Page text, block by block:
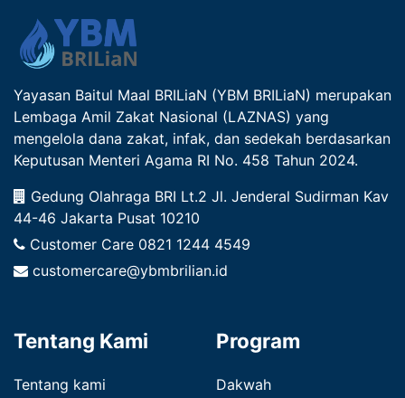
Yayasan Baitul Maal BRILiaN (YBM BRILiaN) merupakan
Lembaga Amil Zakat Nasional (LAZNAS) yang
mengelola dana zakat, infak, dan sedekah berdasarkan
Keputusan Menteri Agama RI No. 458 Tahun 2024.
Gedung Olahraga BRI Lt.2 Jl. Jenderal Sudirman Kav
44-46 Jakarta Pusat 10210
Customer Care 0821 1244 4549
customercare@ybmbrilian.id
Tentang Kami
Tentang kami
Program
Dakwah